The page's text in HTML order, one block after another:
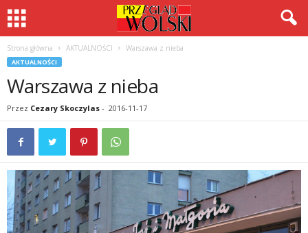
Strona główna AKTUALNOŚCI Warszawa z nieba
AKTUALNOŚCI
Warszawa z nieba
Przez Cezary Skoczylas - 2016-11-17